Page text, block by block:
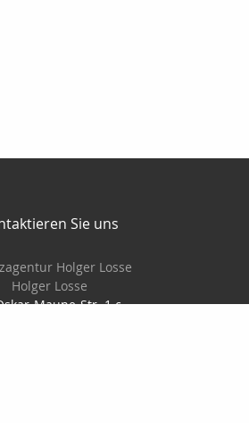
Sie uns
Holger Losse
Holger Losse
Maune-Str. 1 c